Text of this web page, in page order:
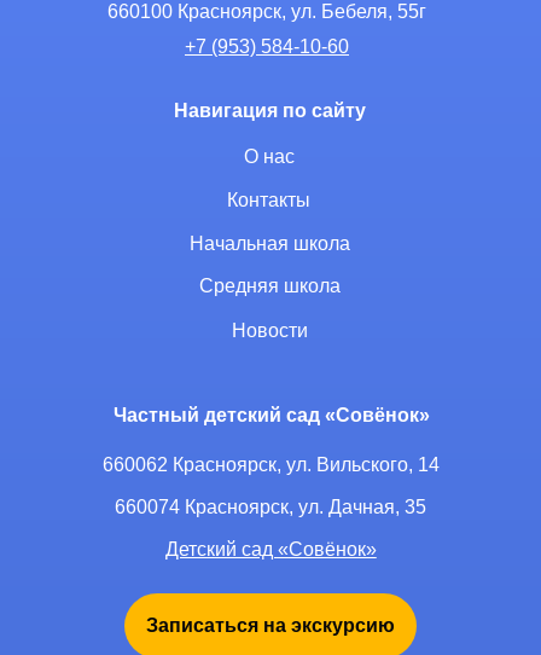
+7 (953) 584-10-60
660100 Красноярск, ул. Бебеля, 55г
Частный детский сад «Совёнок»
Навигация по сайту
Детский сад «Совёнок»
660074 Красноярск, ул. Дачная, 35
660062 Красноярск, ул. Вильского, 14
Средняя школа
Начальная школа
Новости
Контакты
О нас
Записаться на экскурсию